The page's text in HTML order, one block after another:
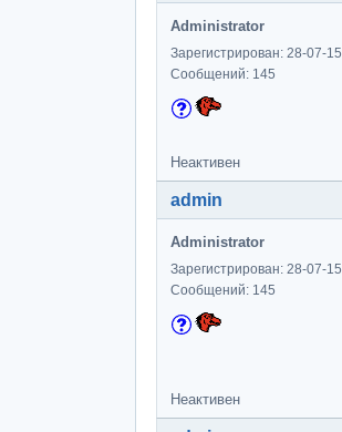
Administrator
Зарегистрирован: 28-07-15
Сообщений: 145
Неактивен
admin
Administrator
Зарегистрирован: 28-07-15
Сообщений: 145
Неактивен